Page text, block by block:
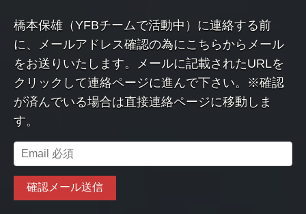
橋本保雄（YFBチームで活動中）に連絡する前
に、メールアドレス確認の為にこちらからメール
をお送りいたします。メールに記載されたURLを
クリックして連絡ページに進んで下さい。※確認
が済んでいる場合は直接連絡ページに移動しま
す。